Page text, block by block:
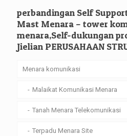
perbandingan Self
Mast Menara – tower
menara,Self-dukungan
Jielian PERUSAHAAN
Menara komunikasi
Malaikat Komunikasi Menara
Tanah Menara Telekomunikasi
Terpadu Menara Site